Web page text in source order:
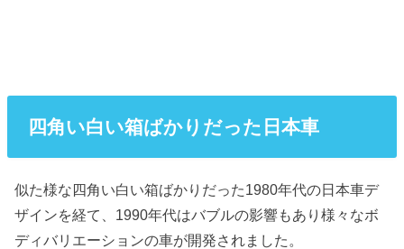
四角い白い箱ばかりだった日本車
似た様な四角い白い箱ばかりだった1980年代の日本車デ
ザインを経て、1990年代はバブルの影響もあり様々なボ
ディバリエーションの車が開発されました。